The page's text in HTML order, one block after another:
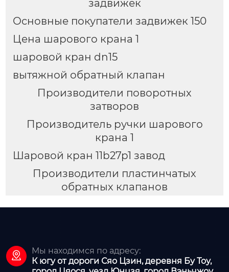
задвижек
Основные покупатели задвижек 150
Цена шарового крана 1
шаровой кран dn15
вытяжной обратный клапан
Производители поворотных
затворов
Производитель ручки шарового
крана 1
Шаровой кран 11b27p1 завод
Производители пластинчатых
обратных клапанов

Мы находимся по адресу:
К югу от дороги Сяо Цзин, деревня Бу Тоу,